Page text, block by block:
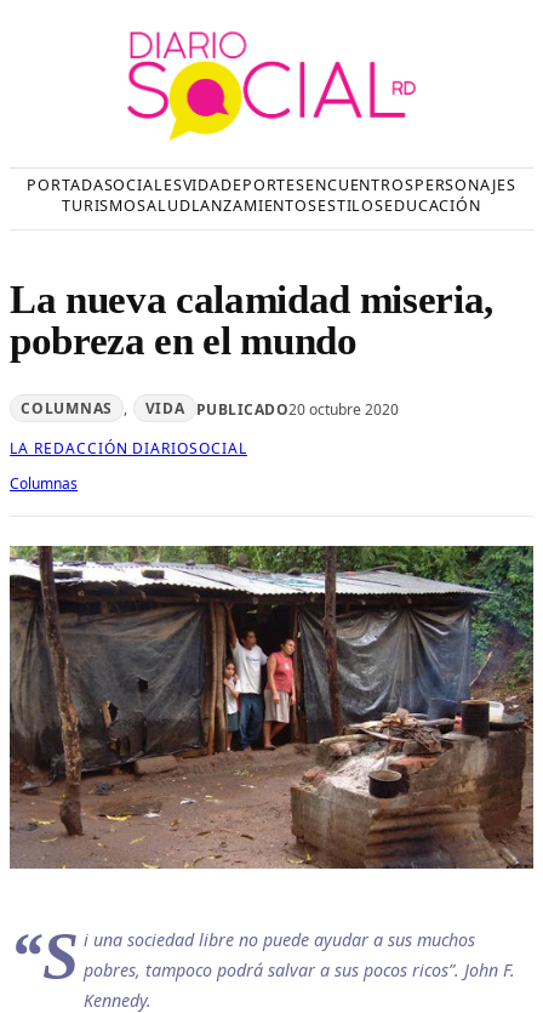
PORTADASOCIALESVIDADEPORTESENCUENTROSPERSONAJES
TURISMOSALUDLANZAMIENTOSESTILOSEDUCACIÓN
La nueva calamidad miseria,
pobreza en el mundo
COLUMNAS , VIDA PUBLICADO20 octubre 2020
LA REDACCIÓN DIARIOSOCIAL
Columnas
“S i una sociedad libre no puede ayudar a sus muchos
pobres, tampoco podrá salvar a sus pocos ricos”. John F.
Kennedy.